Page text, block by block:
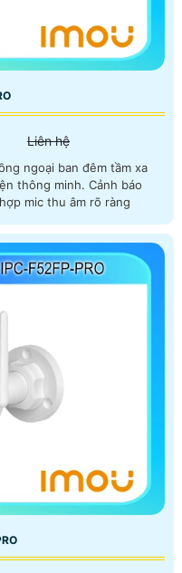
Liên hệ
ngoại ban đêm tầm xa
thông minh. Cảnh báo
mic thu âm rõ ràng